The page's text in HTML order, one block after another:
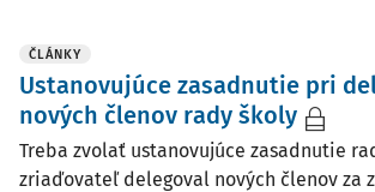
ČLÁNKY
Ustanovujúce zasadnutie pri
nových členov rady školy
Treba zvolať ustanovujúce zasadnutie
zriaďovateľ delegoval nových členov za